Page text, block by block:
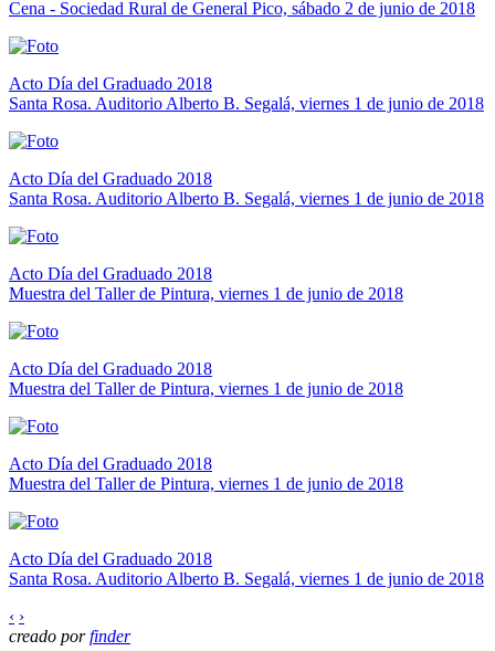
Cena - Sociedad Rural de General Pico, sábado 2 de junio de 2018
Acto Día del Graduado 2018
Santa Rosa. Auditorio Alberto B. Segalá, viernes 1 de junio de 2018
Acto Día del Graduado 2018
Santa Rosa. Auditorio Alberto B. Segalá, viernes 1 de junio de 2018
Acto Día del Graduado 2018
Muestra del Taller de Pintura, viernes 1 de junio de 2018
Acto Día del Graduado 2018
Muestra del Taller de Pintura, viernes 1 de junio de 2018
Acto Día del Graduado 2018
Muestra del Taller de Pintura, viernes 1 de junio de 2018
Acto Día del Graduado 2018
Santa Rosa. Auditorio Alberto B. Segalá, viernes 1 de junio de 2018
‹ ›
creado porfinder